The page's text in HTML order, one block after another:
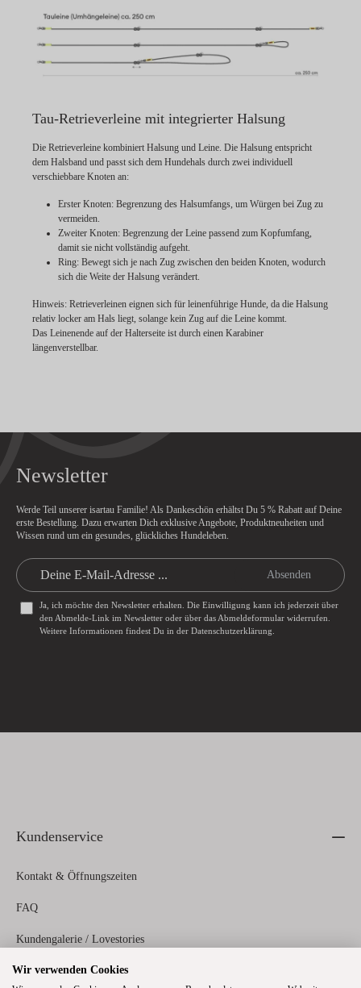
Tau-Retrieverleine mit integrierter Halsung
Die Retrieverleine kombiniert Halsung und Leine. Die Halsung entspricht
dem Halsband und passt sich dem Hundehals durch zwei individuell
verschiebbare Knoten an:
Erster Knoten: Begrenzung des Halsumfangs, um Würgen bei Zug zu
vermeiden.
Zweiter Knoten: Begrenzung der Leine passend zum Kopfumfang,
damit sie nicht vollständig aufgeht.
Ring: Bewegt sich je nach Zug zwischen den beiden Knoten, wodurch
sich die Weite der Halsung verändert.
Hinweis: Retrieverleinen eignen sich für leinenführige Hunde, da die Halsung
relativ locker am Hals liegt, solange kein Zug auf die Leine kommt.
Das Leinenende auf der Halterseite ist durch einen Karabiner
längenverstellbar.
Newsletter
Werde Teil unserer isartau Familie! Als Dankeschön erhältst Du 5 % Rabatt auf Deine
erste Bestellung. Dazu erwarten Dich exklusive Angebote, Produktneuheiten und
Wissen rund um ein gesundes, glückliches Hundeleben.
Absenden
Ja, ich möchte den Newsletter erhalten. Die Einwilligung kann ich jederzeit über
den Abmelde-Link im Newsletter oder über das Abmeldeformularwiderrufen.
Weitere Informationen findest Du in der Datenschutzerklärung
Kundenservice
Kontakt & Öffnungszeiten
FAQ
Kundengalerie / Lovestories
Zahlungs- und Versandinformationen
Wir verwenden Cookies